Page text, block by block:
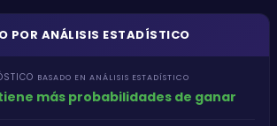
POR ANÁLISIS ESTADÍSTICO
BASADO EN ANÁLISIS ESTADÍSTICO
más probabilidades de ganar